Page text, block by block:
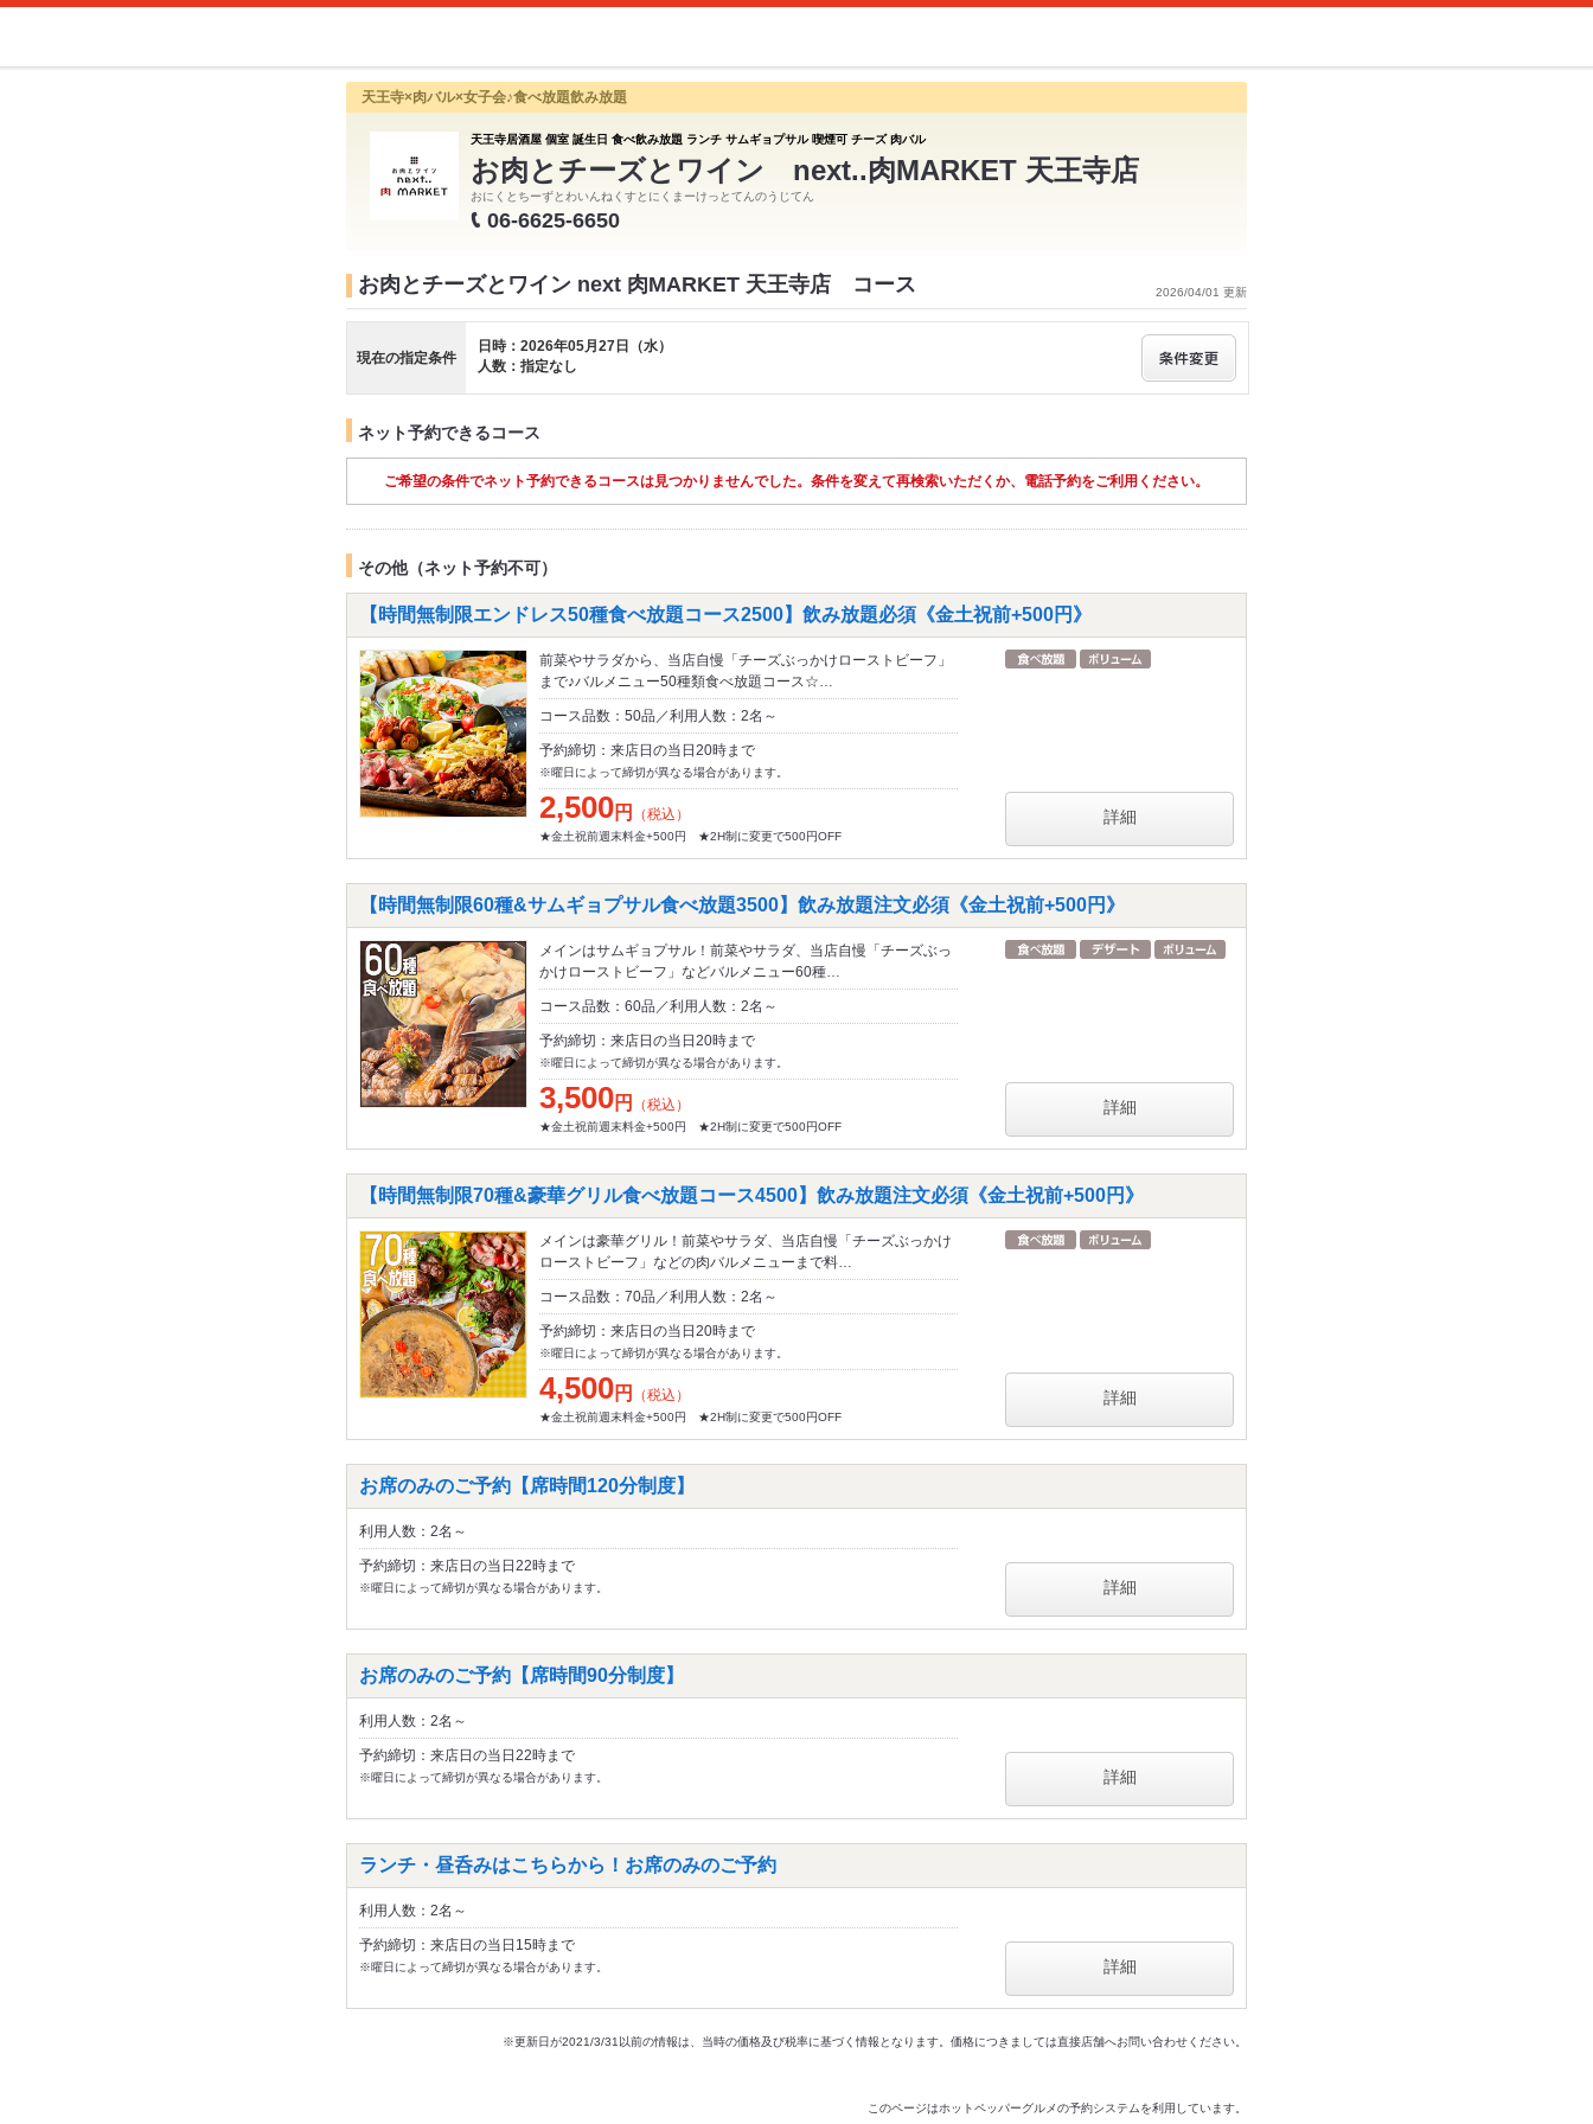
天王寺×肉バル×女子会♪食べ放題飲み放題
天王寺居酒屋 個室 誕生日 食べ飲み放題 ランチ サムギョプサル 喫煙可 チーズ 肉バル
お肉とチーズとワイン next..肉MARKET 天王寺店
おにくとちーずとわいんねくすとにくまーけっとてんのうじてん
06-6625-6650
2026/04/01 更新
お肉とチーズとワイン next 肉MARKET 天王寺店 コース
現在の指定条件
日時：2026年05月27日（水）
人数：指定なし
ネット予約できるコース
ご希望の条件でネット予約できるコースは見つかりませんでした。条件を変えて再検索いただくか、電話予約をご利用ください。
その他（ネット予約不可）
【時間無制限エンドレス50種食べ放題コース2500】飲み放題必須《金土祝前+500円》
前菜やサラダから、当店自慢「チーズぶっかけローストビーフ」
まで♪バルメニュー50種類食べ放題コース☆…
コース品数：50品／利用人数：2名～
予約締切：来店日の当日20時まで
※曜日によって締切が異なる場合があります。
2,500円 （税込）
★金土祝前週末料金+500円 ★2H制に変更で500円OFF
詳細
【時間無制限60種&サムギョプサル食べ放題3500】飲み放題注文必須《金土祝前+500円》
メインはサムギョプサル！前菜やサラダ、当店自慢「チーズぶっ
かけローストビーフ」などバルメニュー60種…
コース品数：60品／利用人数：2名～
予約締切：来店日の当日20時まで
※曜日によって締切が異なる場合があります。
3,500円 （税込）
★金土祝前週末料金+500円 ★2H制に変更で500円OFF
詳細
【時間無制限70種&豪華グリル食べ放題コース4500】飲み放題注文必須《金土祝前+500円》
メインは豪華グリル！前菜やサラダ、当店自慢「チーズぶっかけ
ローストビーフ」などの肉バルメニューまで料…
コース品数：70品／利用人数：2名～
予約締切：来店日の当日20時まで
※曜日によって締切が異なる場合があります。
4,500円 （税込）
★金土祝前週末料金+500円 ★2H制に変更で500円OFF
詳細
お席のみのご予約【席時間120分制度】
利用人数：2名～
予約締切：来店日の当日22時まで
※曜日によって締切が異なる場合があります。 詳細
お席のみのご予約【席時間90分制度】
利用人数：2名～
予約締切：来店日の当日22時まで
※曜日によって締切が異なる場合があります。 詳細
ランチ・昼呑みはこちらから！お席のみのご予約
利用人数：2名～
予約締切：来店日の当日15時まで
※曜日によって締切が異なる場合があります。 詳細
※更新日が2021/3/31以前の情報は、当時の価格及び税率に基づく情報となります。価格につきましては直接店舗へお問い合わせください。
このページはホットペッパーグルメの予約システムを利用しています。